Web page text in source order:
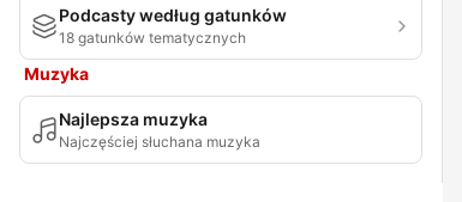
Podcasty według gatunków
18 gatunków tematycznych
Muzyka
Najlepsza muzyka
Najczęściej słuchana muzyka